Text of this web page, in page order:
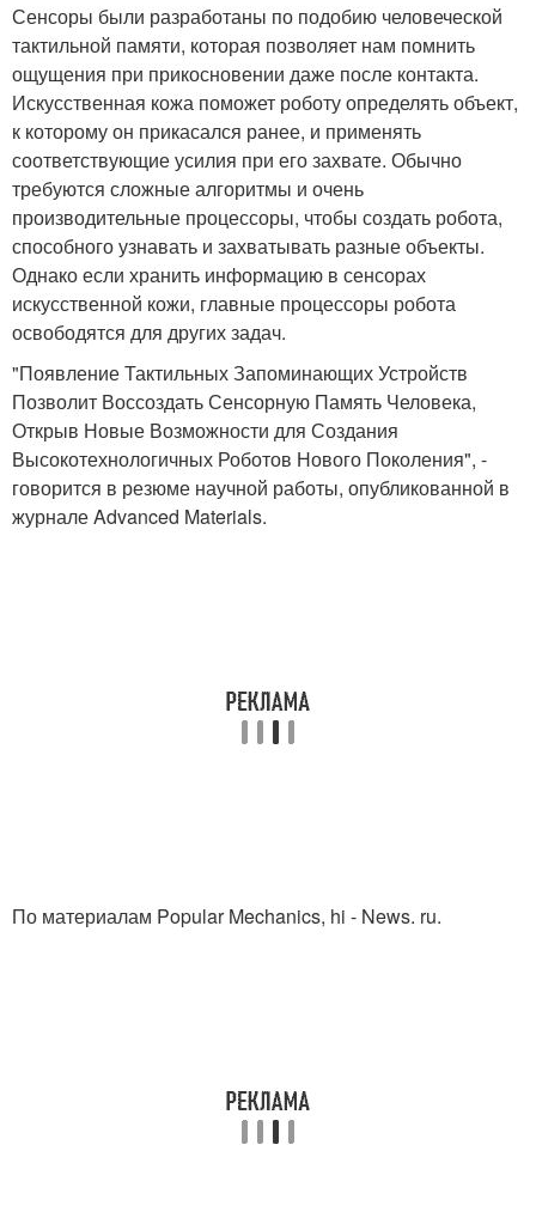
Сенсоры были разработаны по подобию человеческой
тактильной памяти, которая позволяет нам помнить
ощущения при прикосновении даже после контакта.
Искусственная кожа поможет роботу определять объект,
к которому он прикасался ранее, и применять
соответствующие усилия при его захвате. Обычно
требуются сложные алгоритмы и очень
производительные процессоры, чтобы создать робота,
способного узнавать и захватывать разные объекты.
Однако если хранить информацию в сенсорах
искусственной кожи, главные процессоры робота
освободятся для других задач.
"Появление Тактильных Запоминающих Устройств
Позволит Воссоздать Сенсорную Память Человека,
Открыв Новые Возможности для Создания
Высокотехнологичных Роботов Нового Поколения", -
говорится в резюме научной работы, опубликованной в
журнале Advanced Materials.
По материалам Popular Mechanics, hi - News. ru.